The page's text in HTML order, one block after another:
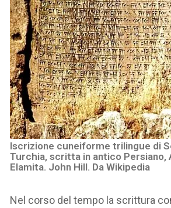
Iscrizione cuneiforme trilingue di
Turchia, scritta in antico Persiano,
Elamita. John Hill. Da Wikipedia
Nel corso del tempo la scrittura